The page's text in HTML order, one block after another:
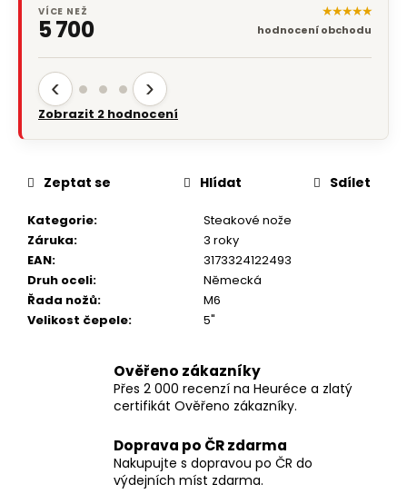
VÍCE NEŽ
5 700
★★★★★
hodnocení obchodu
‹ ›
Zobrazit 2 hodnocení
Kategorie:
Steakové nože
Záruka:
3 roky
EAN:
3173324122493
Druh oceli:
Německá
Řada nožů:
M6
Velikost čepele: 5"
Zeptat se Hlídat Sdílet
Ověřeno zákazníky
Přes 2 000 recenzí na Heuréce a zlatý
certifikát Ověřeno zákazníky.
Doprava po ČR zdarma
Nakupujte s dopravou po ČR do
výdejních míst zdarma.